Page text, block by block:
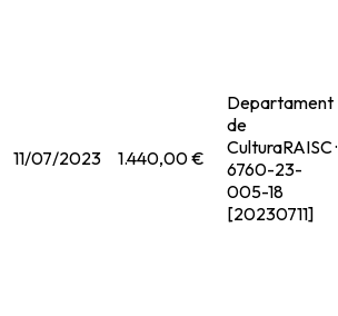
11/07/2023 1.440,00 €
Departament
de
CulturaRAISC ·
6760-23-
005-18
[20230711]